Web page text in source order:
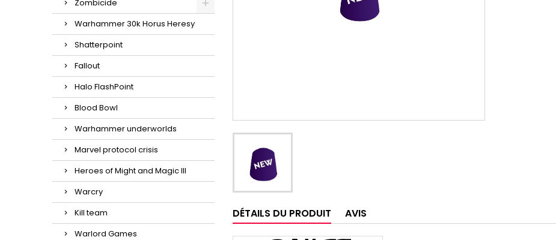
Zombicide
Warhammer 30k Horus Heresy
Shatterpoint
Fallout
Halo FlashPoint
Blood Bowl
Warhammer underworlds
Marvel protocol crisis
Heroes of Might and Magic III
Warcry
Kill team
Warlord Games
DÉTAILS DU PRODUIT AVIS